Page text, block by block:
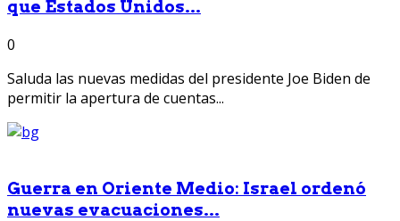
que Estados Unidos...
0
Saluda las nuevas medidas del presidente Joe Biden de
permitir la apertura de cuentas...
Guerra en Oriente Medio: Israel ordenó
nuevas evacuaciones...